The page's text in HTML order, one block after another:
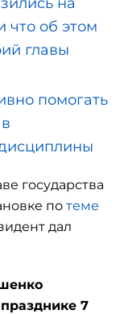
что об этом
главы
помогать
государства
по теме
дал
7